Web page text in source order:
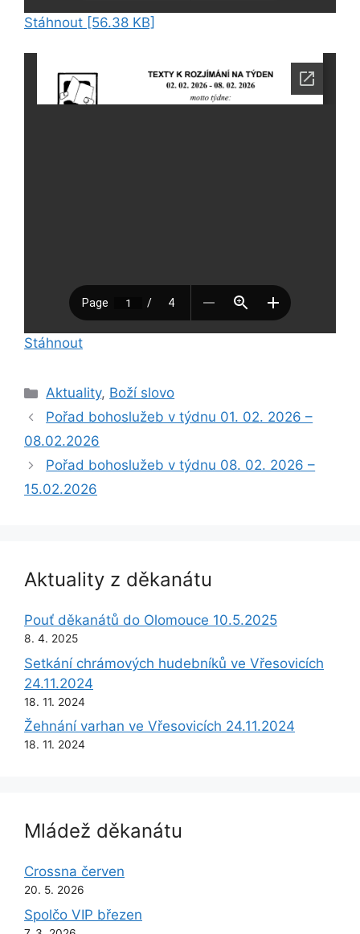
Stáhnout [56.38 KB]
Stáhnout
Rubriky
Aktuality, Boží slovo
Pořad bohoslužeb v týdnu 01. 02. 2026 –
08.02.2026
Pořad bohoslužeb v týdnu 08. 02. 2026 –
15.02.2026
Aktuality z děkanátu
Pouť děkanátů do Olomouce 10.5.2025
8. 4. 2025
Setkání chrámových hudebníků ve Vřesovicích
24.11.2024
18. 11. 2024
Žehnání varhan ve Vřesovicích 24.11.2024
18. 11. 2024
Mládež děkanátu
Crossna červen
20. 5. 2026
Spolčo VIP březen